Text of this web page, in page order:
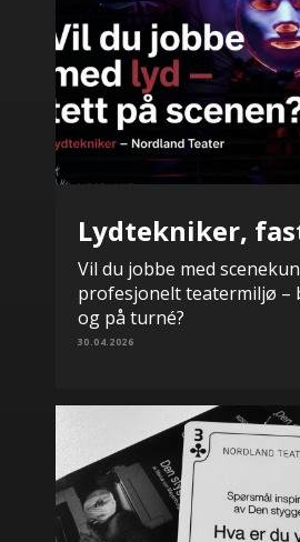
Lydtekniker,
Vil du jobbe med
profesjonelt teatermiljø –
og på turné?
30.04.2026